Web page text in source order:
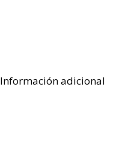
Información adicional